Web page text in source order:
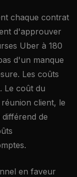
chaque contrat
d'approuver
Uber à 180
d'un manque
Les coûts
Le coût du
client, le
de
en faveur